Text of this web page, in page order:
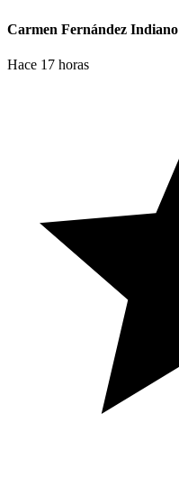
Carmen Fernández Indiano
Hace 17 horas